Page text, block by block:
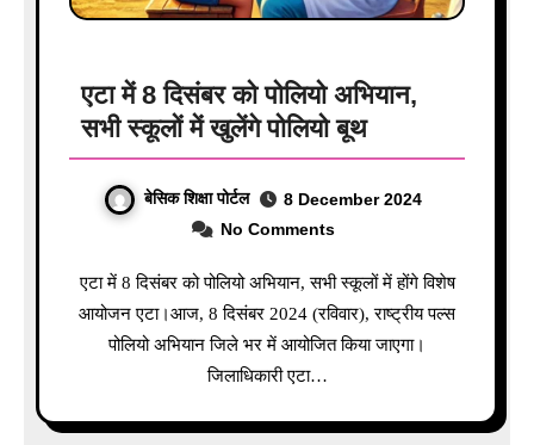
एटा में 8 दिसंबर को पोलियो अभियान,
सभी स्कूलों में खुलेंगे पोलियो बूथ
बेसिक शिक्षा पोर्टल
8 December 2024
No Comments
एटा में 8 दिसंबर को पोलियो अभियान, सभी स्कूलों में होंगे विशेष
आयोजन एटा।आज, 8 दिसंबर 2024 (रविवार), राष्ट्रीय पल्स
पोलियो अभियान जिले भर में आयोजित किया जाएगा।
जिलाधिकारी एटा…